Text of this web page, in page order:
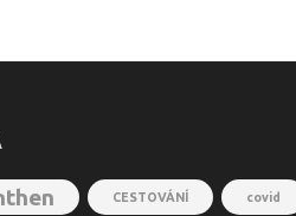
CESTOVÁNÍ covid